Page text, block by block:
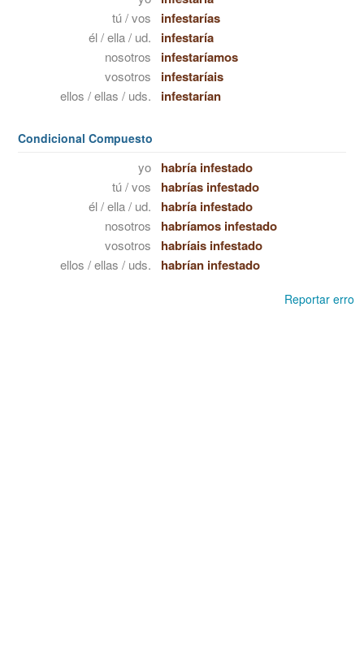
tú / vos infestarías
él / ella / ud. infestaría
nosotros infestaríamos
vosotros infestaríais
ellos / ellas / uds. infestarían
Condicional Compuesto
yo habría infestado
tú / vos habrías infestado
él / ella / ud. habría infestado
nosotros habríamos infestado
vosotros habríais infestado
ellos / ellas / uds. habrían infestado
Reportar erro